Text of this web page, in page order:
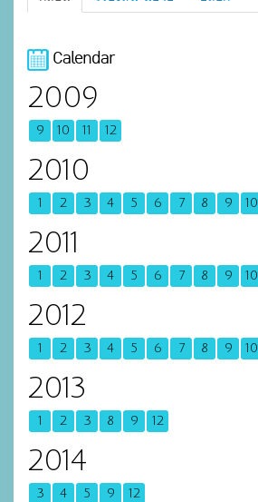
Calendar
2009
9 10 11 12
2010
1 2 3 4 5 6 7 8 9 10
2011
1 2 3 4 5 6 7 8 9 10
2012
1 2 3 4 5 6 7 8 9 10
2013
1 2 3 8 9 12
2014
3 4 5 9 12